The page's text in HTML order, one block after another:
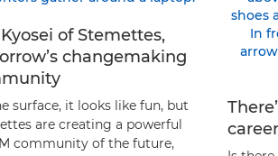
of Stemettes,
changemaking
surface, it looks like fun, but
are creating a powerful
community of the future,